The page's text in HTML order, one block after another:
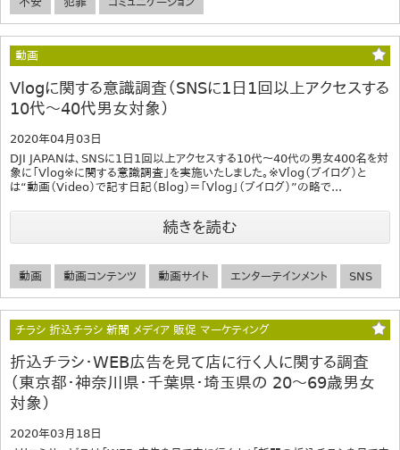
動画
Vlogに関する意識調査（SNSに1日1回以上アクセスする
10代～40代男女対象）
2020年04月03日
DJI JAPANは、SNSに1日1回以上アクセスする10代～40代の男女400名を対
象に「Vlog※に関する意識調査」を実施いたしました。※Vlog（ブイログ）と
は“動画（Video）で記す日記（Blog）＝「Vlog」（ブイログ）”の略で...
続きを読む
動画 動画コンテンツ 動画サイト エンターテインメント SNS
チラシ 折込チラシ 新聞 メディア 販促 マーケティング
折込チラシ・WEB広告を見て店に行く人に関する調査
（東京都・神奈川県・千葉県・埼玉県の 20～69歳男女
対象）
2020年03月18日